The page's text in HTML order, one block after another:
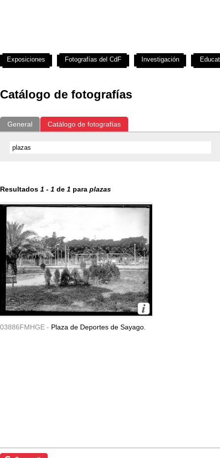
Catálogo de fotografías
General Catálogo de fotografías
Resultados 1 - 1 de 1 para plazas
03886FMHGE - Plaza de Deportes de Sayago.
Exposiciones Fotografías del CdF Investigación